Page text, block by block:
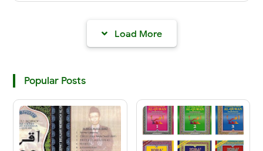
Load More
Popular Posts